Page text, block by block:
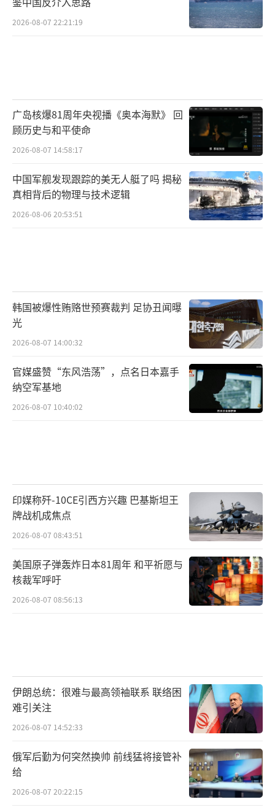
2026-08-07 22:21:19
广岛核爆81周年央视播《奥本海默》 回
顾历史与和平使命
2026-08-07 14:58:17
中国军舰发现跟踪的美无人艇了吗 揭秘
真相背后的物理与技术逻辑
2026-08-06 20:53:51
韩国被爆性贿赂世预赛裁判 足协丑闻曝
光
2026-08-07 14:00:32
官媒盛赞“东风浩荡”，点名日本嘉手
纳空军基地
2026-08-07 10:40:02
印媒称歼-10CE引西方兴趣 巴基斯坦王
牌战机成焦点
2026-08-07 08:43:51
美国原子弹轰炸日本81周年 和平祈愿与
核裁军呼吁
2026-08-07 08:56:13
伊朗总统：很难与最高领袖联系 联络困
难引关注
2026-08-07 14:52:33
俄军后勤为何突然换帅 前线猛将接管补
给
2026-08-07 20:22:15